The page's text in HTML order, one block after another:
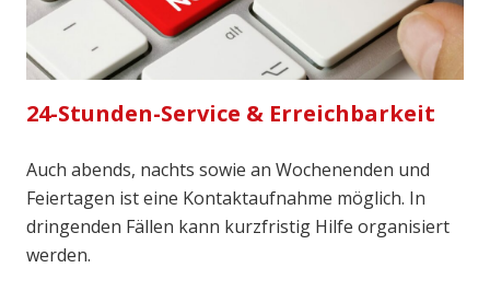
24-Stunden-Service & Erreichbarkeit
Auch abends, nachts sowie an Wochenenden und
Feiertagen ist eine Kontaktaufnahme möglich. In
dringenden Fällen kann kurzfristig Hilfe organisiert
werden.